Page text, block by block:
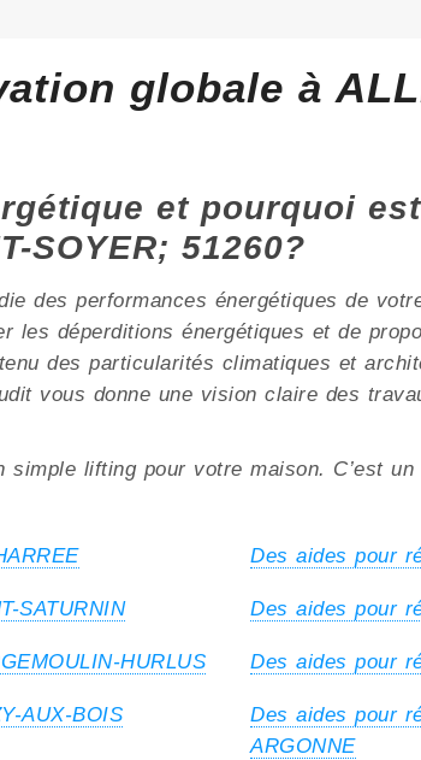
globale à
et pourquoi
SOYER; 51260?
des performances énergétiques de
les déperditions énergétiques et de
tenu des particularités climatiques et
vous donne une vision claire des
simple lifting pour votre maison. C’est
Des aides pour
SATURNIN Des aides pour
HURLUS Des aides pour
AUX-BOIS
Des aides pour
ARGONNE